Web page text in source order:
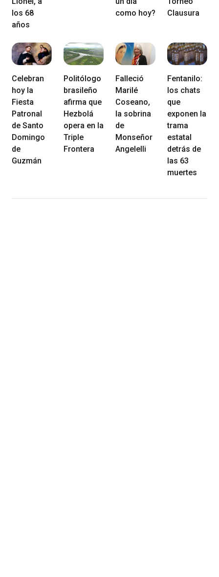
los 68
años
como hoy?
Clausura
Celebran
hoy la
Fiesta
Patronal
de Santo
Domingo
de
Guzmán
Politólogo
brasileño
afirma que
Hezbolá
opera en la
Triple
Frontera
Falleció
Marilé
Coseano,
la sobrina
de
Monseñor
Angelelli
Fentanilo:
los chats
que
exponen la
trama
estatal
detrás de
las 63
muertes